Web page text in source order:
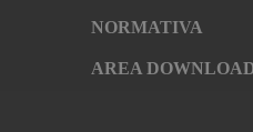
NORMATIVA
AREA